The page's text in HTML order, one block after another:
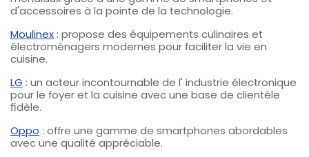
d'accessoires à la pointe de la technologie.
Moulinex : propose des équipements culinaires et
électroménagers modernes pour faciliter la vie en
cuisine.
LG : un acteur incontournable de l' industrie électronique
pour le foyer et la cuisine avec une base de clientèle
fidèle.
Oppo : offre une gamme de smartphones abordables
avec une qualité appréciable.